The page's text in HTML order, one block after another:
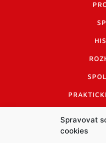
Spravovat
cookies
INFORMACE A